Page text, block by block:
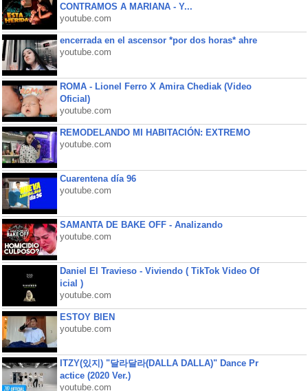
CONTRAMOS A MARIANA - Y...
youtube.com
encerrada en el ascensor *por dos horas* ahre
youtube.com
ROMA - Lionel Ferro X Amira Chediak (Video
Oficial)
youtube.com
REMODELANDO MI HABITACIÓN: EXTREMO
youtube.com
Cuarentena día 96
youtube.com
SAMANTA DE BAKE OFF - Analizando
youtube.com
Daniel El Travieso - Viviendo ( TikTok Video Of
icial )
youtube.com
ESTOY BIEN
youtube.com
ITZY(있지) "달라달라(DALLA DALLA)" Dance Pr
actice (2020 Ver.)
youtube.com